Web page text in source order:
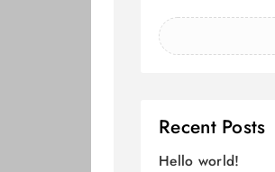
Recent Posts
Hello world!